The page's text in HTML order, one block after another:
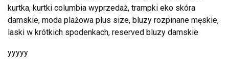
kurtka, kurtki columbia wyprzedaż, trampki eko skóra
damskie, moda plażowa plus size, bluzy rozpinane męskie,
laski w krótkich spodenkach, reserved bluzy damskie
yyyyy